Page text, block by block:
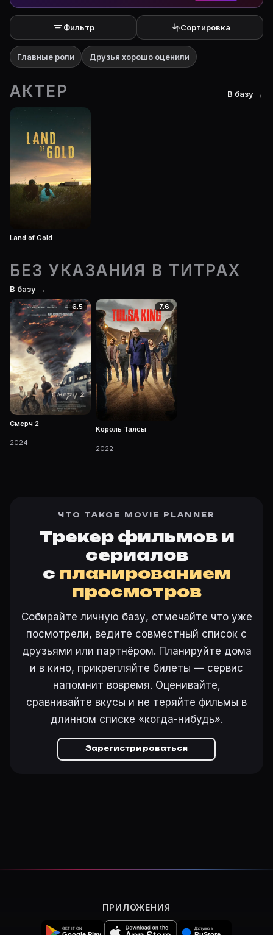
Фильтр Сортировка
Главные роли Друзья хорошо оценили
АКТЕР В базу →
Land of Gold
БЕЗ УКАЗАНИЯ В ТИТРАХ
В базу →
6.5
Смерч 2
2024
7.6
Король Талсы
2022
ЧТО ТАКОЕ MOVIE PLANNER
Трекер фильмов и
сериалов
с планированием
просмотров
Собирайте личную базу, отмечайте что уже
посмотрели, ведите совместный список с
друзьями или партнёром. Планируйте дома
и в кино, прикрепляйте билеты — сервис
напомнит вовремя. Оценивайте,
сравнивайте вкусы и не теряйте фильмы в
длинном списке «когда-нибудь».
Зарегистрироваться
ПРИЛОЖЕНИЯ